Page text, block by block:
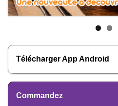
Télécharger App Android
Commandez